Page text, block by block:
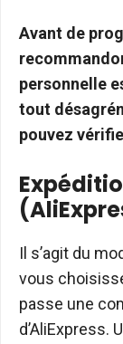
Avant de
personnelle
tout
pouvez
Il s’agit du
vous
passe une
d’AliExpress.